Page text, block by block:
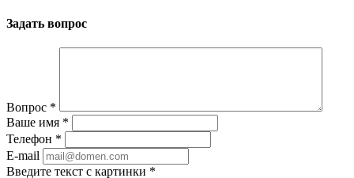
Задать вопрос
Вопрос *
Ваше имя *
Телефон *
E-mail
Введите текст с картинки *